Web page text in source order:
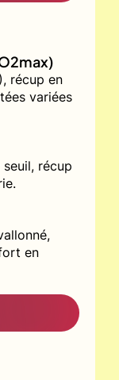
récup en
variées
récup
en